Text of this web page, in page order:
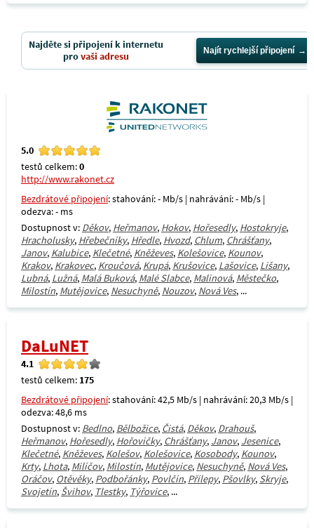
Najděte si připojení k internetu
provaši adresu Najít rychlejší připojení
5.0
testů celkem:0
http://www.rakonet.cz
Bezdrátové připojení: stahování: - Mb/s | nahrávání: - Mb/s |
odezva: - ms
Dostupnost v: Děkov, Heřmanov, Hokov, Hořesedly, Hostokryje,
Hracholusky, Hřebečníky, Hředle, Hvozd, Chlum, Chrášťany,
Janov, Kalubice, Klečetné, Kněževes, Kolešovice, Kounov,
Krakov, Krakovec, Kroučová, Krupá, Krušovice, Lašovice, Lišany,
Lubná, Lužná, Malá Buková, Malé Slabce, Malinová, Městečko,
Milostín, Mutějovice, Nesuchyně, Nouzov, Nová Ves, ...
DaLuNET
4.1
testů celkem: 175
Bezdrátové připojení: stahování: 42,5 Mb/s | nahrávání: 20,3 Mb/s |
odezva: 48,6 ms
Dostupnost v: Bedlno, Bělbožice, Čistá, Děkov, Drahouš,
Heřmanov, Hořesedly, Hořovičky, Chrášťany, Janov, Jesenice,
Klečetné, Kněževes, Kolešov, Kolešovice, Kosobody, Kounov,
Krty, Lhota, Milíčov, Milostín, Mutějovice, Nesuchyně, Nová Ves,
Oráčov, Otěvěky, Podbořánky, Povlčín, Přílepy, Pšovlky, Skryje,
Svojetín, Švihov, Tlestky, Týřovice, ...